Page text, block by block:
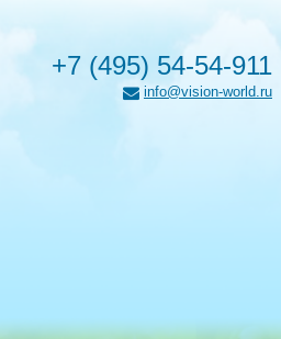
+7 (495) 54-54-911
info@vision-world.ru